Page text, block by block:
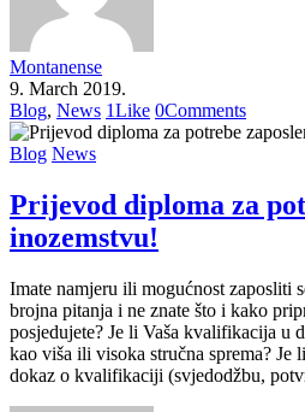
Montanense
9. March 2019.
Blog, News 1Like 0Comments
Blog News
Prijevod diploma za
inozemstvu!
Imate namjeru ili mogućnost zaposliti
brojna pitanja i ne znate što i kako
posjedujete? Je li Vaša kvalifikacija u
kao viša ili visoka stručna sprema?
dokaz o kvalifikaciji (svjedodžbu,